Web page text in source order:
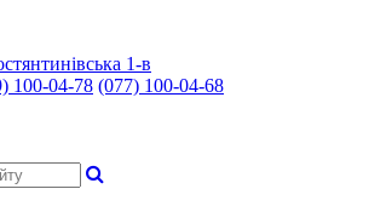
1-в
100-04-78 (077) 100-04-68